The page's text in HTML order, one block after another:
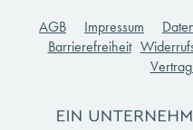
AGB Impressum
Barrierefreiheit